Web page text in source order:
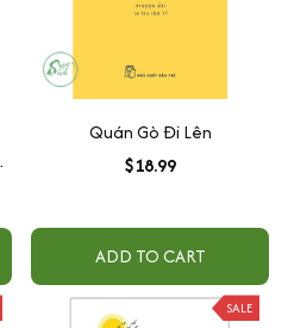
Quán Gò Đi Lên
$18.99
ADD TO CART
SALE